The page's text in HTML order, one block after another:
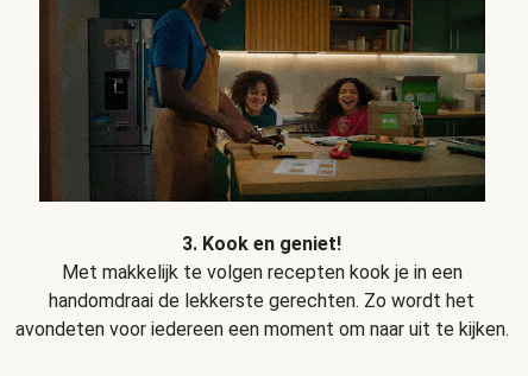
3. Kook en geniet!
Met makkelijk te volgen recepten kook je in een
handomdraai de lekkerste gerechten. Zo wordt het
avondeten voor iedereen een moment om naar uit te kijken.